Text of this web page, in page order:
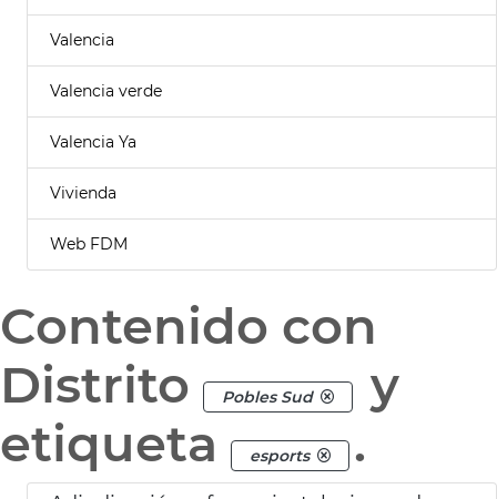
Valencia
Valencia verde
Valencia Ya
Vivienda
Web FDM
Contenido con
Distrito
Pobles Sud
y
etiqueta
esports .